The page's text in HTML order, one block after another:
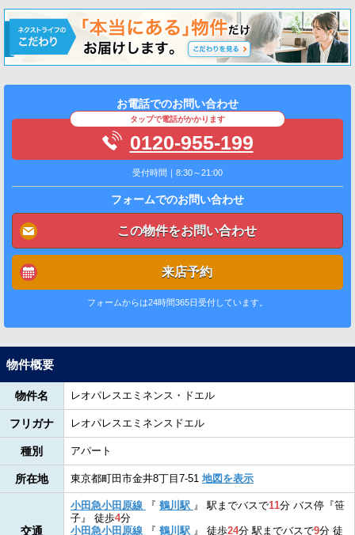
お電話でのお問い合わせ
タップで電話がかかります
0120-955-199
受付時間｜8:30～21:00
フォームでのお問い合わせ
この物件をお問い合わせ
来店予約
フォームからは24時間365日受付しています。
物件概要
物件名 レオパレスエミネンス・ドエル
フリガナ レオパレスエミネンスドエル
種別 アパート
所在地 東京都町田市金井8丁目7-51 地図を表示
交通
小田急小田原線 『 鶴川駅 』 駅までバスで11分 バス停『笹
子』 徒歩4分
小田急小田原線
『 鶴川駅 』 徒歩24分 駅までバスで9分 徒